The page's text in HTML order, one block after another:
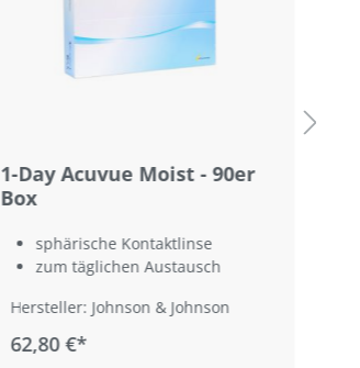
1-Day Acuvue Moist - 90er
Box
sphärische Kontaktlinse
zum täglichen Austausch
Hersteller: Johnson & Johnson
62,80 €*